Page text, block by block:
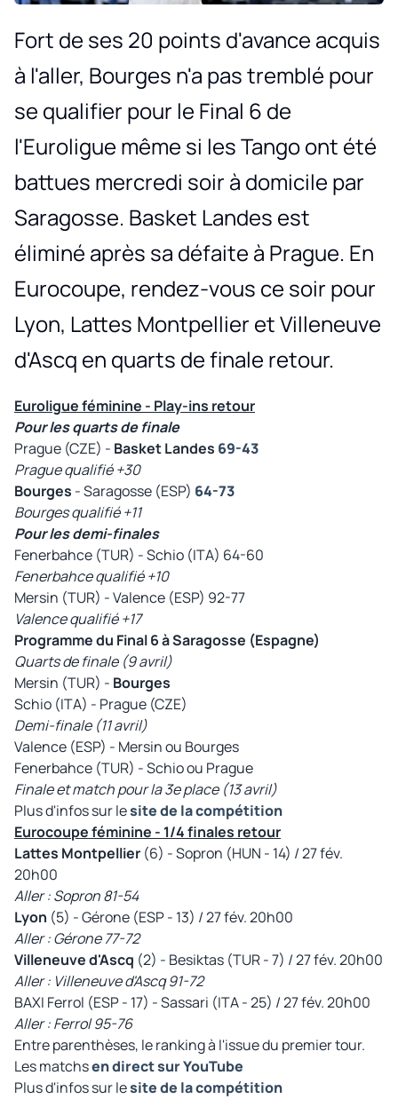
Fort de ses 20 points d'avance acquis
à l'aller, Bourges n'a pas tremblé pour
se qualifier pour le Final 6 de
l'Euroligue même si les Tango ont été
battues mercredi soir à domicile par
Saragosse. Basket Landes est
éliminé après sa défaite à Prague. En
Eurocoupe, rendez-vous ce soir pour
Lyon, Lattes Montpellier et Villeneuve
d'Ascq en quarts de finale retour.
Euroligue féminine - Play-ins retour
Pour les quarts de finale
Prague (CZE) - Basket Landes 69-43
Prague qualifié +30
Bourges - Saragosse (ESP) 64-73
Bourges qualifié +11
Pour les demi-finales
Fenerbahce (TUR) - Schio (ITA) 64-60
Fenerbahce qualifié +10
Mersin (TUR) - Valence (ESP) 92-77
Valence qualifié +17
Programme du Final 6 à Saragosse (Espagne)
Quarts de finale (9 avril)
Mersin (TUR) - Bourges
Schio (ITA) - Prague (CZE)
Demi-finale (11 avril)
Valence (ESP) - Mersin ou Bourges
Fenerbahce (TUR) - Schio ou Prague
Finale et match pour la 3e place (13 avril)
Plus d'infos sur lesite de la compétition
Eurocoupe féminine - 1/4 finales retour
Lattes Montpellier (6) - Sopron (HUN - 14) / 27 fév.
20h00
Aller : Sopron 81-54
Lyon (5) - Gérone (ESP - 13) / 27 fév. 20h00
Aller : Gérone 77-72
Villeneuve d'Ascq (2) - Besiktas (TUR - 7) / 27 fév. 20h00
Aller : Villeneuve d'Ascq 91-72
BAXI Ferrol (ESP - 17) - Sassari (ITA - 25) / 27 fév. 20h00
Aller : Ferrol 95-76
Entre parenthèses, le ranking à l'issue du premier tour.
Les matchsen direct sur YouTube
Plus d'infos sur lesite de la compétition